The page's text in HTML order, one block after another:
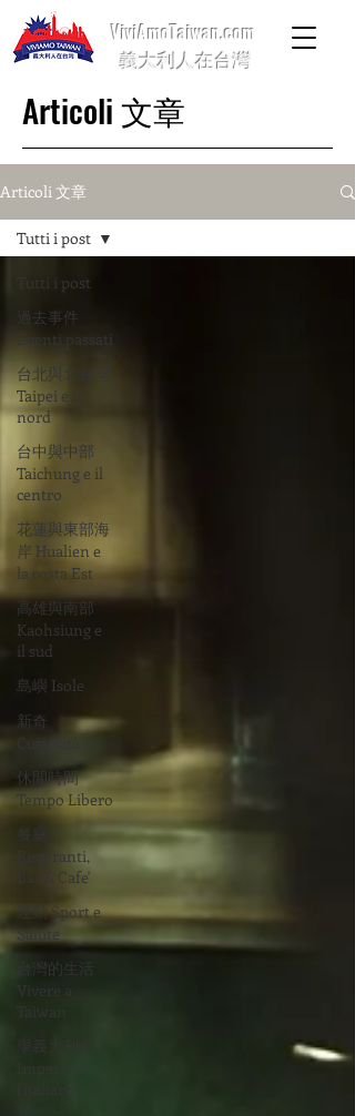
ViviAmoTaiwan.com
義大利人在台灣
Articoli 文章
Articoli 文章
Tutti i post
過去事件
Eventi passati
台北與北台灣
Taipei e il
nord
台中與中部
Taichung e il
centro
花蓮與東部海
岸 Hualien e
la costa Est
高雄與南部
Kaohsiung e
il sud
島嶼 Isole
新奇
Curiosità
休閒時間
Tempo Libero
餐廳
Ristoranti,
Bar & Cafe'
運動 Sport e
Salute
台灣的生活
Vivere a
Taiwan
學義大利文
Imparare
Tutti i post